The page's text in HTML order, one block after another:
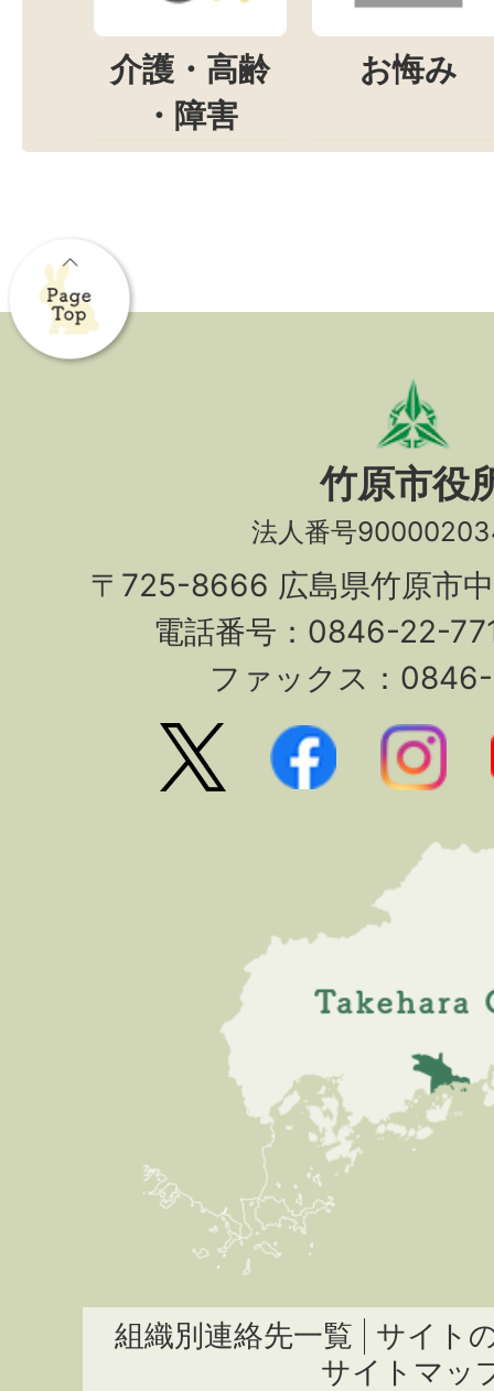
介護・高齢
・障害
お悔み
竹原市役
法人番号
〒725-8666 広島県竹原市
電話番号：0846-22-
ファックス：
組織別連絡先一覧
サイト
サイトマッ